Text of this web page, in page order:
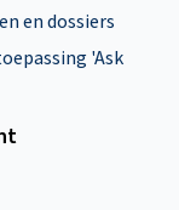
en dossiers
'Ask